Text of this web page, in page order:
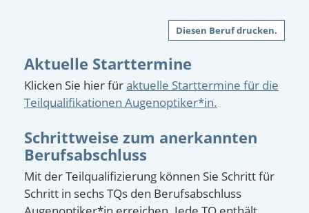
Diesen Beruf drucken.
Aktuelle Starttermine
Klicken Sie hier füraktuelle Starttermine für die
Teilqualifikationen Augenoptiker*in.
Schrittweise zum anerkannten
Berufsabschluss
Mit der Teilqualifizierung können Sie Schritt für
Schritt in sechs TQs den Berufsabschluss